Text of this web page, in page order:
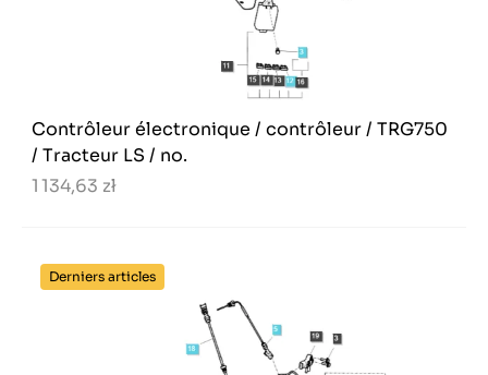
Contrôleur électronique / contrôleur / TRG750
/ Tracteur LS / no.
1 134,63 zł
Derniers articles